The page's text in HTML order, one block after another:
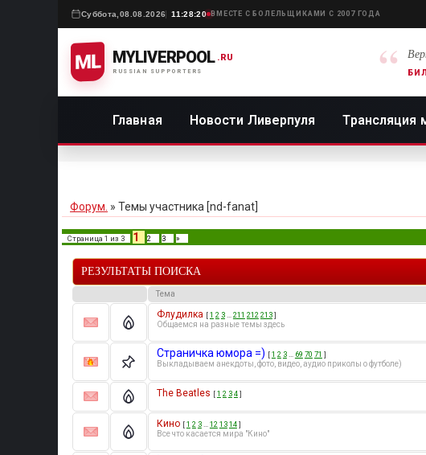
Суббота, 08.08.2026 11:28:20 ВМЕСТЕ С БОЛЕЛЬЩИКАМИ С 2007 ГОДА
ML MYLIVERPOOL
RUSSIAN SUPPORTERS
.RU “
Главная Новости Ливерпуля Трансляция
Форум. » Темы участника [nd-fanat]
Страница 1 из 3 1 2 3 »
РЕЗУЛЬТАТЫ ПОИСКА
Тема
Флудилка [1 2 3… 211 212 213]
Общаемся на разные темы здесь
Страничка юмора =) [1 2 3… 69 70 71 ]
Выкладываем анекдоты, фото, видео, аудио приколы о футболе)
The Beatles [1 2 34]
Кино [1 2 3… 12 1314]
Все что касается мира "Кино"